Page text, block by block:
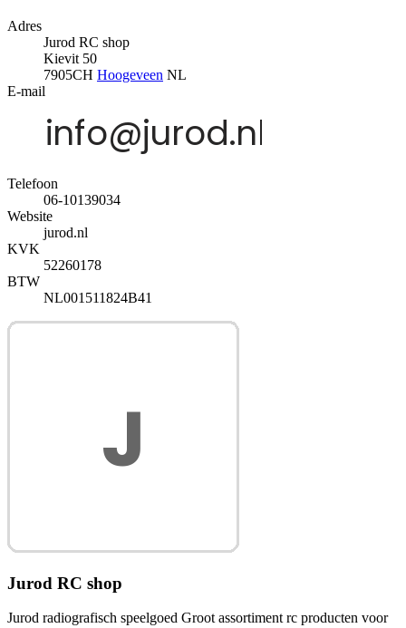
Adres
Jurod RC shop
Kievit 50
7905CH Hoogeveen NL
E-mail
Telefoon
06-10139034
Website
jurod.nl
KVK
52260178
BTW
NL001511824B41
Jurod RC shop
Jurod radiografisch speelgoed Groot assortiment rc producten voor